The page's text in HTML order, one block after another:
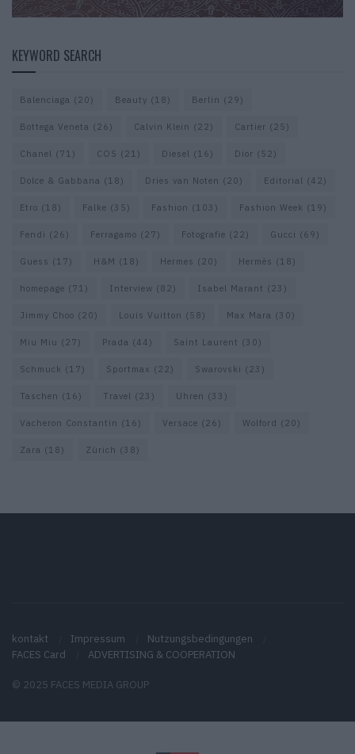
KEYWORD SEARCH
Balenciaga (20) Beauty (18) Berlin (29)
Bottega Veneta (26) Calvin Klein (22) Cartier (25)
Chanel (71) COS (21) Diesel (16) Dior (52)
Dolce & Gabbana (18) Dries van Noten (20) Editorial (42)
Etro (18) Falke (35) Fashion (103) Fashion Week (19)
Fendi (26) Ferragamo (27) Fotografie (22) Gucci (69)
Guess (17) H&M (18) Hermes (20) Hermès (18)
homepage (71) Interview (82) Isabel Marant (23)
Jimmy Choo (20) Louis Vuitton (58) Max Mara (30)
Miu Miu (27) Prada (44) Saint Laurent (30)
Schmuck (17) Sportmax (22) Swarovski (23)
Taschen (16) Travel (23) Uhren (33)
Vacheron Constantin (16) Versace (26) Wolford (20)
Zara (18) Zürich (38)
kontakt Impressum
Nutzungsbedingungen
FACES Card
ADVERTISING & COOPERATION
© 2025 FACES MEDIA GROUP